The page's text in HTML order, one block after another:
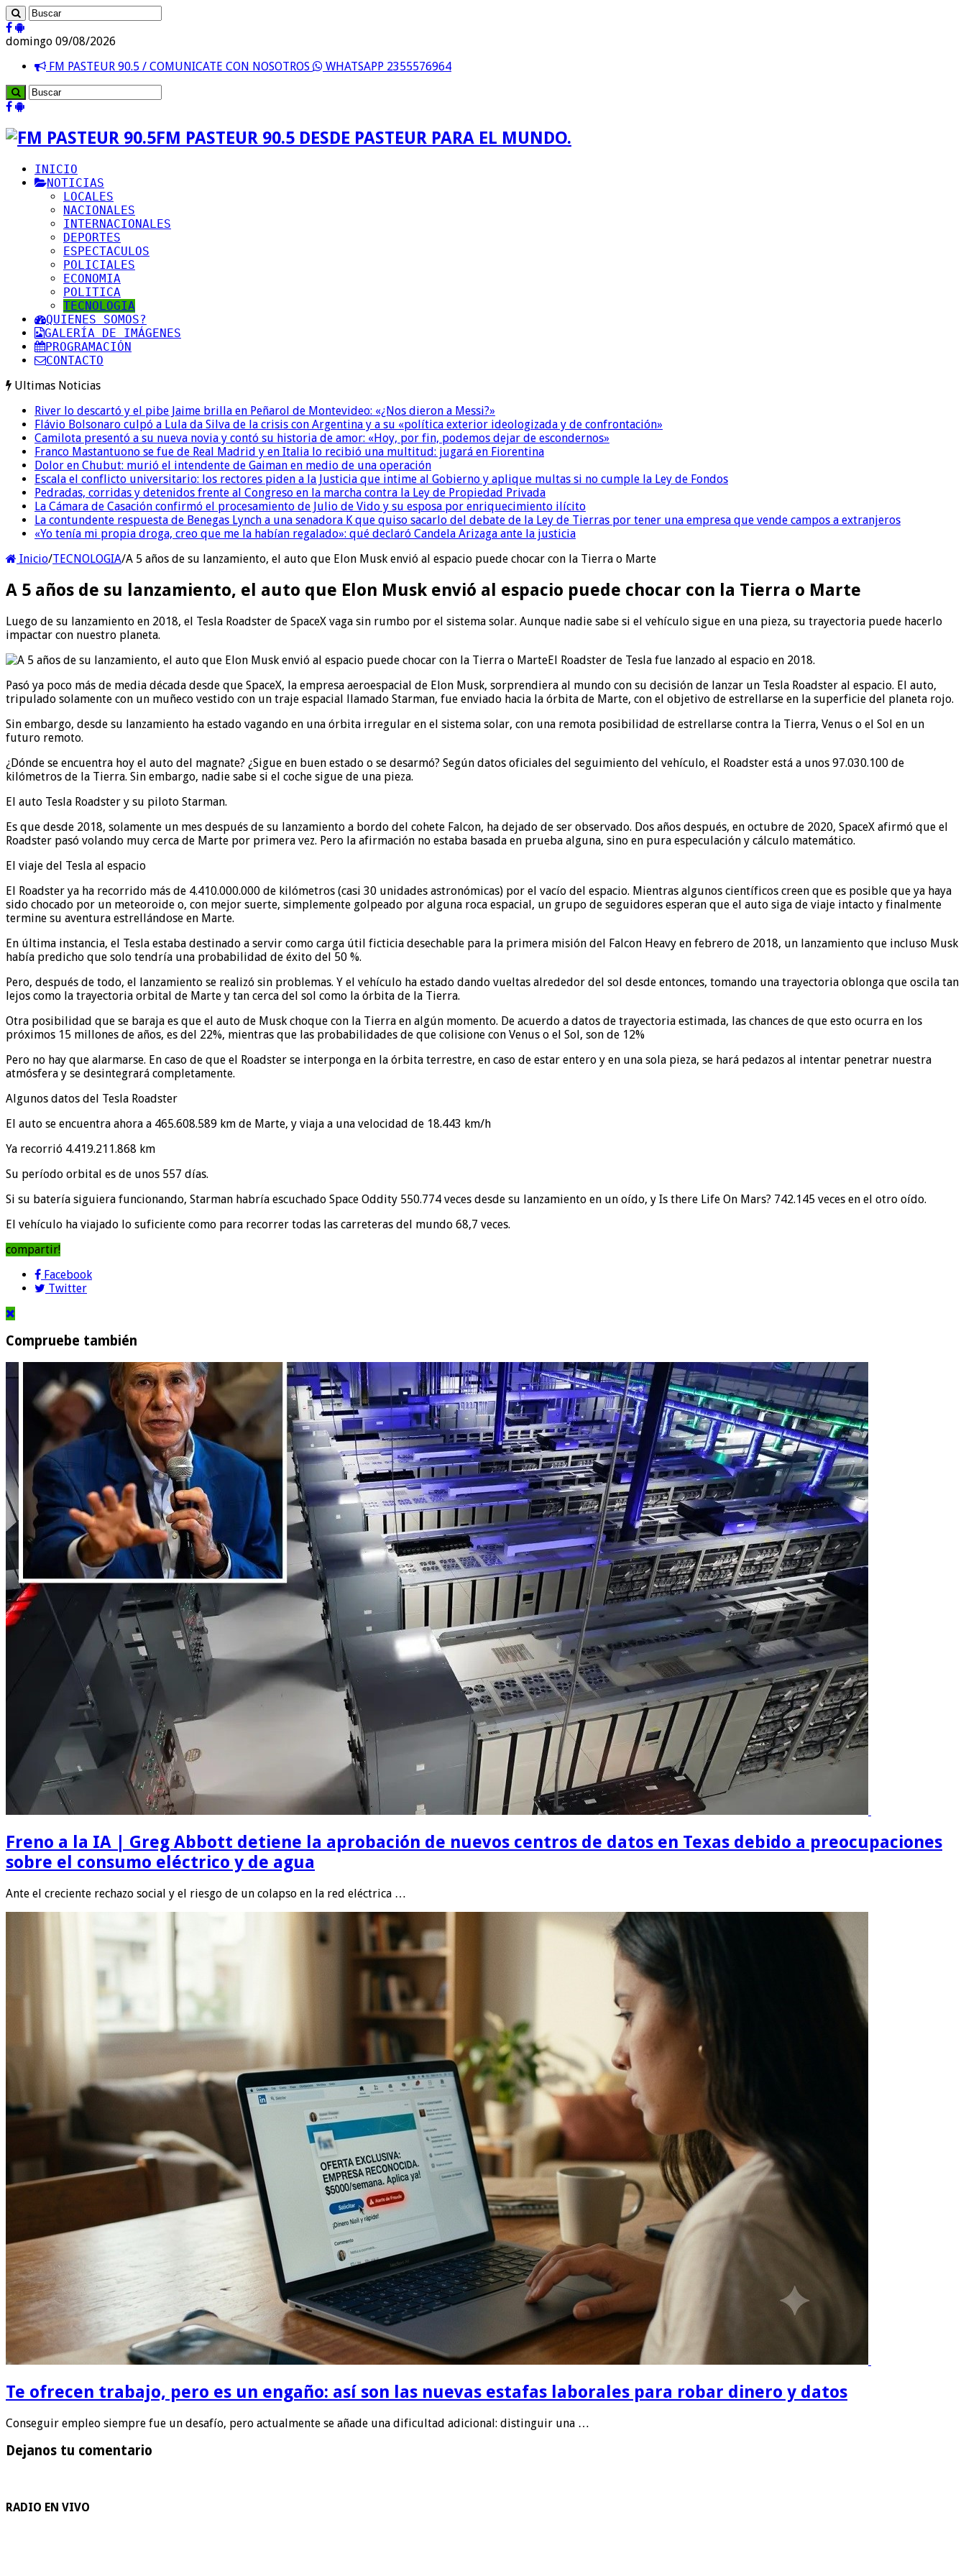
domingo 09/08/2026
FM PASTEUR 90.5 / COMUNICATE CON NOSOTROS
WHATSAPP 2355576964
FM PASTEUR 90.5 DESDE PASTEUR PARA EL MUNDO.
INICIO
NOTICIAS
LOCALES
NACIONALES
INTERNACIONALES
DEPORTES
ESPECTACULOS
POLICIALES
ECONOMIA
POLITICA
TECNOLOGIA
QUIENES SOMOS?
GALERÍA DE IMÁGENES
PROGRAMACIÓN
CONTACTO
Ultimas Noticias
River lo descartó y el pibe Jaime brilla en Peñarol de Montevideo: «¿Nos dieron a Messi?»
Flávio Bolsonaro culpó a Lula da Silva de la crisis con Argentina y a su «política exterior ideologizada y de confrontación»
Camilota presentó a su nueva novia y contó su historia de amor: «Hoy, por fin, podemos dejar de escondernos»
Franco Mastantuono se fue de Real Madrid y en Italia lo recibió una multitud: jugará en Fiorentina
Dolor en Chubut: murió el intendente de Gaiman en medio de una operación
Escala el conflicto universitario: los rectores piden a la Justicia que intime al Gobierno y aplique multas si no cumple la Ley de Fondos
Pedradas, corridas y detenidos frente al Congreso en la marcha contra la Ley de Propiedad Privada
La Cámara de Casación confirmó el procesamiento de Julio de Vido y su esposa por enriquecimiento ilícito
La contundente respuesta de Benegas Lynch a una senadora K que quiso sacarlo del debate de la Ley de Tierras por tener una empresa que vende campos a extranjeros
«Yo tenía mi propia droga, creo que me la habían regalado»: qué declaró Candela Arizaga ante la justicia
Inicio/TECNOLOGIA/A 5 años de su lanzamiento, el auto que Elon Musk envió al espacio puede chocar con la Tierra o Marte
A 5 años de su lanzamiento, el auto que Elon Musk envió al espacio puede chocar con la Tierra o Marte
Luego de su lanzamiento en 2018, el Tesla Roadster de SpaceX vaga sin rumbo por el sistema solar. Aunque nadie sabe si el vehículo sigue en una pieza, su trayectoria puede hacerlo
impactar con nuestro planeta.
El Roadster de Tesla fue lanzado al espacio en 2018.
Pasó ya poco más de media década desde que SpaceX, la empresa aeroespacial de Elon Musk, sorprendiera al mundo con su decisión de lanzar un Tesla Roadster al espacio. El auto,
tripulado solamente con un muñeco vestido con un traje espacial llamado Starman, fue enviado hacia la órbita de Marte, con el objetivo de estrellarse en la superficie del planeta rojo.
Sin embargo, desde su lanzamiento ha estado vagando en una órbita irregular en el sistema solar, con una remota posibilidad de estrellarse contra la Tierra, Venus o el Sol en un
futuro remoto.
¿Dónde se encuentra hoy el auto del magnate? ¿Sigue en buen estado o se desarmó? Según datos oficiales del seguimiento del vehículo, el Roadster está a unos 97.030.100 de
kilómetros de la Tierra. Sin embargo, nadie sabe si el coche sigue de una pieza.
El auto Tesla Roadster y su piloto Starman.
Es que desde 2018, solamente un mes después de su lanzamiento a bordo del cohete Falcon, ha dejado de ser observado. Dos años después, en octubre de 2020, SpaceX afirmó que el
Roadster pasó volando muy cerca de Marte por primera vez. Pero la afirmación no estaba basada en prueba alguna, sino en pura especulación y cálculo matemático.
El viaje del Tesla al espacio
El Roadster ya ha recorrido más de 4.410.000.000 de kilómetros (casi 30 unidades astronómicas) por el vacío del espacio. Mientras algunos científicos creen que es posible que ya haya
sido chocado por un meteoroide o, con mejor suerte, simplemente golpeado por alguna roca espacial, un grupo de seguidores esperan que el auto siga de viaje intacto y finalmente
termine su aventura estrellándose en Marte.
En última instancia, el Tesla estaba destinado a servir como carga útil ficticia desechable para la primera misión del Falcon Heavy en febrero de 2018, un lanzamiento que incluso Musk
había predicho que solo tendría una probabilidad de éxito del 50 %.
Pero, después de todo, el lanzamiento se realizó sin problemas. Y el vehículo ha estado dando vueltas alrededor del sol desde entonces, tomando una trayectoria oblonga que oscila tan
lejos como la trayectoria orbital de Marte y tan cerca del sol como la órbita de la Tierra.
Otra posibilidad que se baraja es que el auto de Musk choque con la Tierra en algún momento. De acuerdo a datos de trayectoria estimada, las chances de que esto ocurra en los
próximos 15 millones de años, es del 22%, mientras que las probabilidades de que colisione con Venus o el Sol, son de 12%
Pero no hay que alarmarse. En caso de que el Roadster se interponga en la órbita terrestre, en caso de estar entero y en una sola pieza, se hará pedazos al intentar penetrar nuestra
atmósfera y se desintegrará completamente.
Algunos datos del Tesla Roadster
El auto se encuentra ahora a 465.608.589 km de Marte, y viaja a una velocidad de 18.443 km/h
Ya recorrió 4.419.211.868 km
Su período orbital es de unos 557 días.
Si su batería siguiera funcionando, Starman habría escuchado Space Oddity 550.774 veces desde su lanzamiento en un oído, y Is there Life On Mars? 742.145 veces en el otro oído.
El vehículo ha viajado lo suficiente como para recorrer todas las carreteras del mundo 68,7 veces.
compartir!
Facebook
Twitter
Compruebe también
Freno a la IA | Greg Abbott detiene la aprobación de nuevos centros de datos en Texas debido a preocupaciones
sobre el consumo eléctrico y de agua
Ante el creciente rechazo social y el riesgo de un colapso en la red eléctrica …
Te ofrecen trabajo, pero es un engaño: así son las nuevas estafas laborales para robar dinero y datos
Conseguir empleo siempre fue un desafío, pero actualmente se añade una dificultad adicional: distinguir una …
Dejanos tu comentario
RADIO EN VIVO